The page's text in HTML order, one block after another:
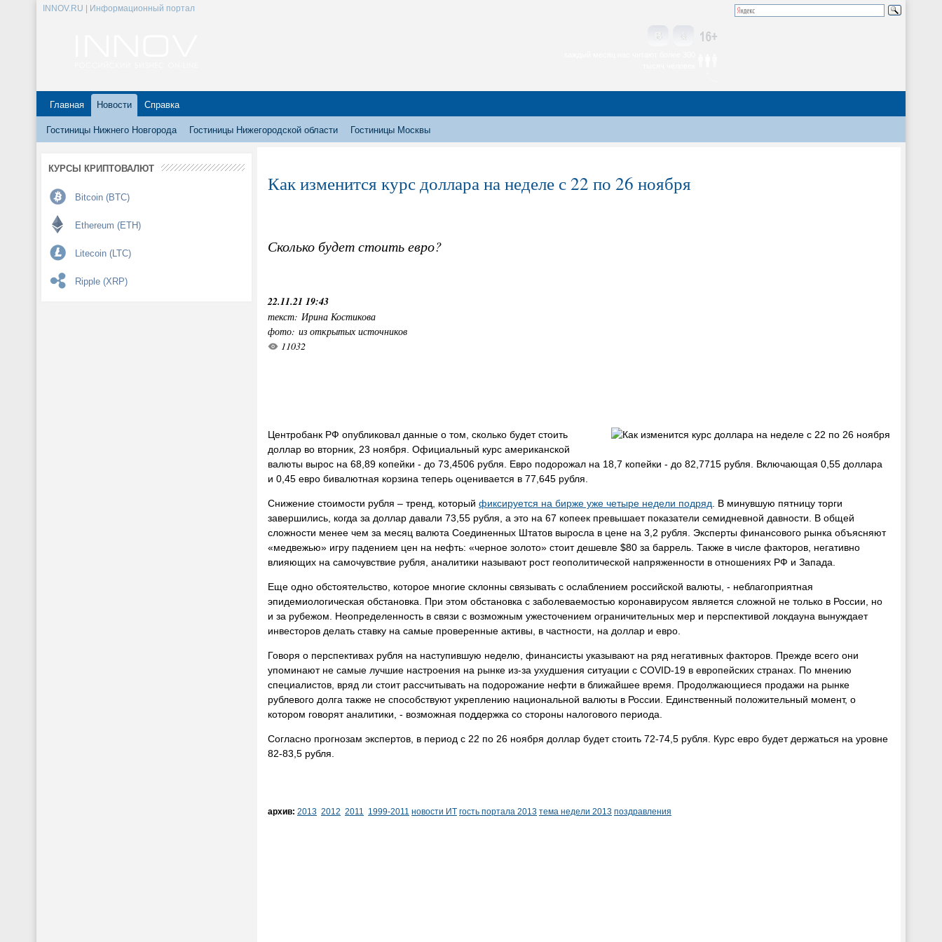
INNOV.RU | Информационный портал
Главная Новости Справка
Гостиницы Нижнего Новгорода Гостиницы Нижегородской области Гостиницы Москвы
КУРСЫ КРИПТОВАЛЮТ
Bitcoin (BTC)
Ethereum (ETH)
Litecoin (LTC)
Ripple (XRP)
Как изменится курс доллара на неделе с 22 по 26 ноября
Сколько будет стоить евро?
22.11.21 19:43
текст: Ирина Костикова
фото: из открытых источников
11032
Центробанк РФ опубликовал данные о том, сколько будет стоить
доллар во вторник, 23 ноября. Официальный курс американской
валюты вырос на 68,89 копейки - до 73,4506 рубля. Евро подорожал на 18,7 копейки - до 82,7715 рубля. Включающая 0,55 доллара
и 0,45 евро бивалютная корзина теперь оценивается в 77,645 рубля.
Снижение стоимости рубля – тренд, который фиксируется на бирже уже четыре недели подряд . В минувшую пятницу торги
завершились, когда за доллар давали 73,55 рубля, а это на 67 копеек превышает показатели семидневной давности. В общей
сложности менее чем за месяц валюта Соединенных Штатов выросла в цене на 3,2 рубля. Эксперты финансового рынка объясняют
«медвежью» игру падением цен на нефть: «черное золото» стоит дешевле $80 за баррель. Также в числе факторов, негативно
влияющих на самочувствие рубля, аналитики называют рост геополитической напряженности в отношениях РФ и Запада.
Еще одно обстоятельство, которое многие склонны связывать с ослаблением российской валюты, - неблагоприятная
эпидемиологическая обстановка. При этом обстановка с заболеваемостью коронавирусом является сложной не только в России, но
и за рубежом. Неопределенность в связи с возможным ужесточением ограничительных мер и перспективой локдауна вынуждает
инвесторов делать ставку на самые проверенные активы, в частности, на доллар и евро.
Говоря о перспективах рубля на наступившую неделю, финансисты указывают на ряд негативных факторов. Прежде всего они
упоминают не самые лучшие настроения на рынке из-за ухудшения ситуации с COVID-19 в европейских странах. По мнению
специалистов, вряд ли стоит рассчитывать на подорожание нефти в ближайшее время. Продолжающиеся продажи на рынке
рублевого долга также не способствуют укреплению национальной валюты в России. Единственный положительный момент, о
котором говорят аналитики, - возможная поддержка со стороны налогового периода.
Согласно прогнозам экспертов, в период с 22 по 26 ноября доллар будет стоить 72-74,5 рубля. Курс евро будет держаться на уровне
82-83,5 рубля.
архив: 2013 2012 2011 1999-2011 новости ИТ гость портала 2013 тема недели 2013 поздравления